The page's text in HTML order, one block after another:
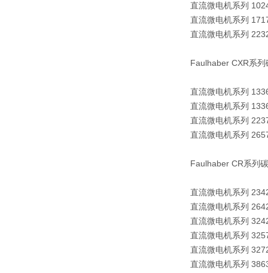
直流微电机系列
直流微电机系列
直流微电机系列
Faulhaber CXR系
直流微电机系列
直流微电机系列
直流微电机系列
直流微电机系列
Faulhaber CR系列
直流微电机系列
直流微电机系列
直流微电机系列
直流微电机系列
直流微电机系列
直流微电机系列